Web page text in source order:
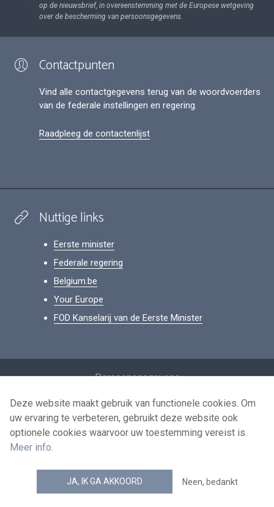
op de nieuwsbrief, in overeenstemming met de Europese wetgeving
over de bescherming van persoonsgegevens.
Contactpunten
Vind alle contactgegevens terug van de woordvoerders
van de federale instellingen en regering.
Raadpleeg de contactenlijst
Nuttige links
Eerste minister
Federale regering
Belgium.be
Your Europe
FOD Kanselarij van de Eerste Minister
Persoonsgegevens
Voorwaarden voor het hergebruik
Contacteer ons
news.belgium RSS feed
© 2026 - news.belgium.be
Deze website maakt gebruik van functionele cookies. Om
uw ervaring te verbeteren, gebruikt deze website ook
optionele cookies waarvoor uw toestemming vereist is.
Meer info.
JA, IK GA AKKOORD Neen, bedankt